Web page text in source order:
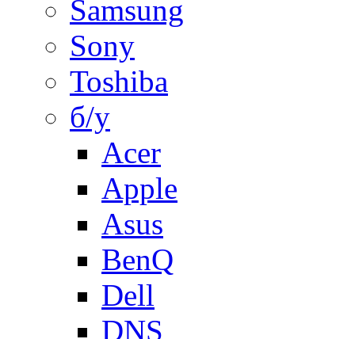
Samsung
Sony
Toshiba
б/у
Acer
Apple
Asus
BenQ
Dell
DNS